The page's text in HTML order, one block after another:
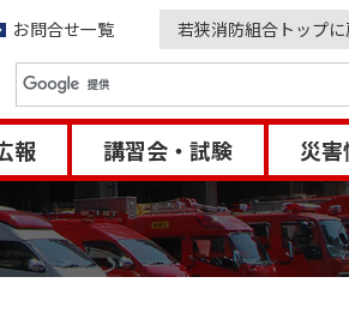
お問合せ一覧 若狭消防組合トップに
報 講習会・試験 災